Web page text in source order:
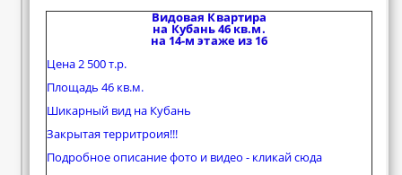
Видовая Квартира
на Кубань 46 кв.м.
на 14-м этаже из 16
Цена 2 500 т.р.
Площадь 46 кв.м.
Шикарный вид на Кубань
Закрытая территроия!!!
Подробное описание фото и видео - кликай сюда